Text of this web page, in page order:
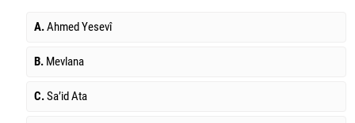
A.Ahmed Yesevî
B. Mevlana
C.Sa’id Ata